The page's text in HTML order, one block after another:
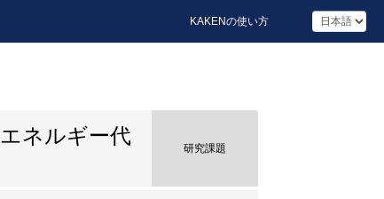
KAKENの使い方
ネルギー代
研究課題